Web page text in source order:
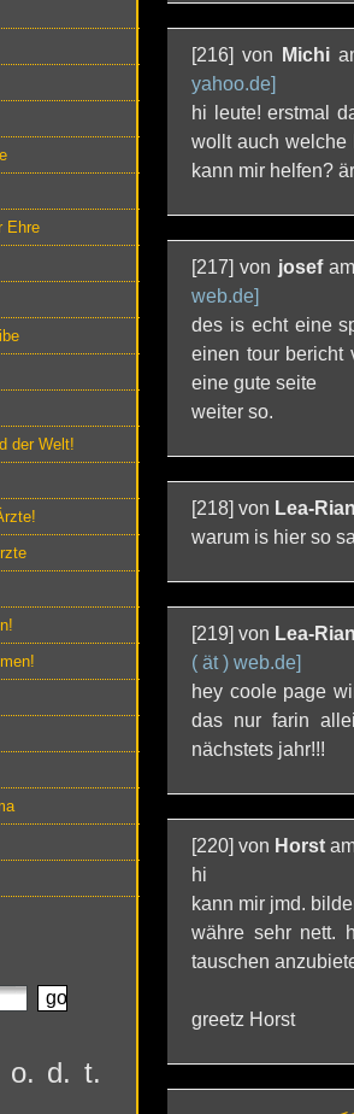
Ehre
der Welt!
o. d. t.
[216] von Michi
yahoo.de]
hi leute! erstmal
wollt auch welche
kann mir helfen?
[217] von josef
web.de]
des is echt eine
einen tour bericht
eine gute seite
weiter so.
[218] von Lea-
warum is hier so
[219] von Lea-
( ät ) web.de]
hey coole page
das nur farin
nächstets jahr!!!
[220] von Horst
hi
kann mir jmd.
währe sehr nett.
tauschen
greetz Horst